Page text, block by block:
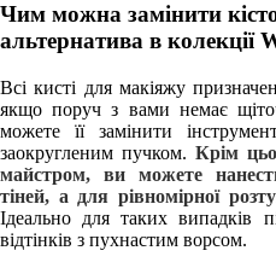
Чим можна замінити
альтернатива в колекції
Всі кисті для макіяжу
якщо поруч з вами немає
можете її замінити
заокругленим пучком. Крім
майстром, ви можете
тіней, а для рівномірної
Ідеально для таких випадків
відтінків з пухнастим ворсом.